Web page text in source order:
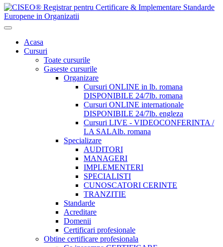
Acasa
Cursuri
Toate cursurile
Gaseste cursurile
Organizare
Cursuri ONLINE in lb. romana
DISPONIBILE 24/7lb. romana
Cursuri ONLINE internationale
DISPONIBILE 24/7lb. engleza
Cursuri LIVE - VIDEOCONFERINTA /
LA SALAlb. romana
Specializare
AUDITORI
MANAGERI
IMPLEMENTERI
SPECIALISTI
CUNOSCATORI CERINTE
TRANZITIE
Standarde
Acreditare
Domenii
Certificari profesionale
Obtine certificare profesionala